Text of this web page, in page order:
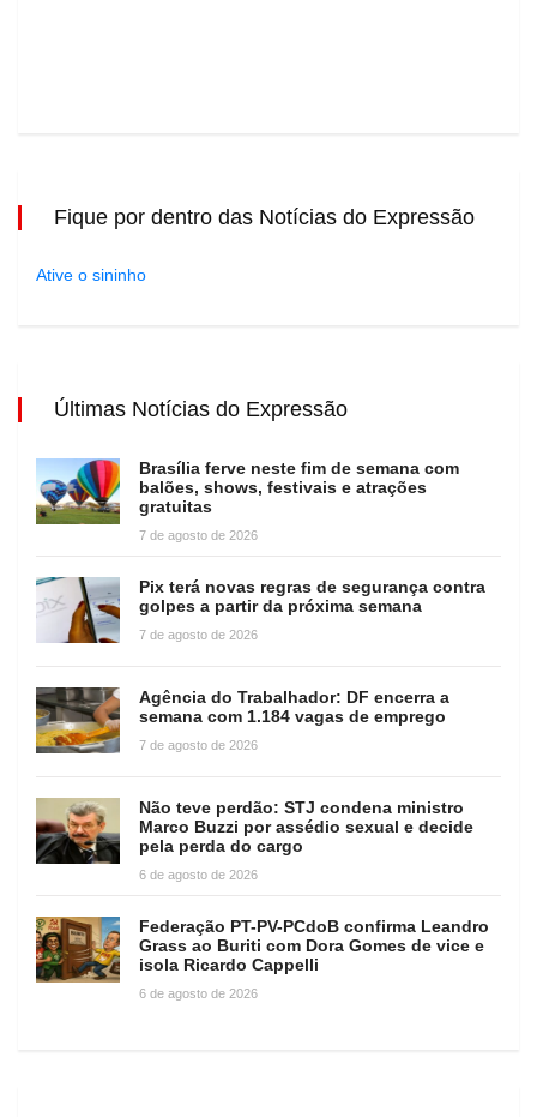
Fique por dentro das Notícias do Expressão
Ative o sininho
Últimas Notícias do Expressão
Brasília ferve neste fim de semana com
balões, shows, festivais e atrações
gratuitas
7 de agosto de 2026
Pix terá novas regras de segurança contra
golpes a partir da próxima semana
7 de agosto de 2026
Agência do Trabalhador: DF encerra a
semana com 1.184 vagas de emprego
7 de agosto de 2026
Não teve perdão: STJ condena ministro
Marco Buzzi por assédio sexual e decide
pela perda do cargo
6 de agosto de 2026
Federação PT-PV-PCdoB confirma Leandro
Grass ao Buriti com Dora Gomes de vice e
isola Ricardo Cappelli
6 de agosto de 2026